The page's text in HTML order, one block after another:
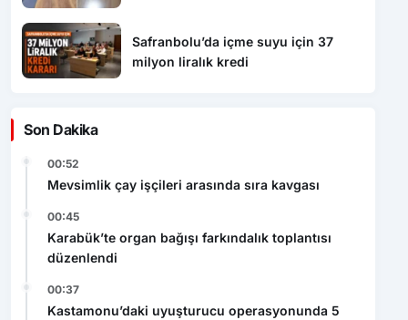
Safranbolu’da içme suyu için 37
milyon liralık kredi
Son Dakika
00:52
Mevsimlik çay işçileri arasında sıra kavgası
00:45
Karabük’te organ bağışı farkındalık toplantısı
düzenlendi
00:37
Kastamonu’daki uyuşturucu operasyonunda 5